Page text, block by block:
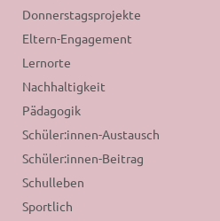
Donnerstagsprojekte
Eltern-Engagement
Lernorte
Nachhaltigkeit
Pädagogik
Schüler:innen-Austausch
Schüler:innen-Beitrag
Schulleben
Sportlich